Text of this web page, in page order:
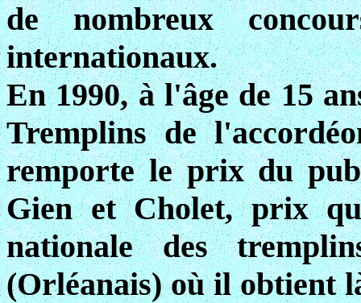
de nombreux
internationaux.
En 1990, à l'âge de 15
Tremplins de
remporte le prix du
Gien et Cholet, prix
nationale des
(Orléanais) où il obtient